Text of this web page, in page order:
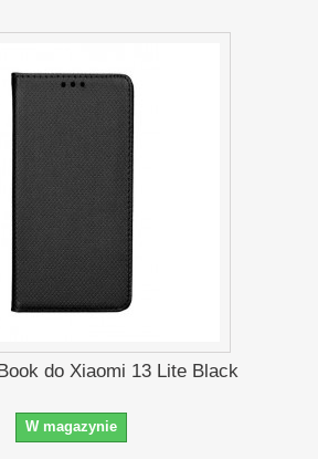
do Xiaomi 13 Lite Black
W magazynie